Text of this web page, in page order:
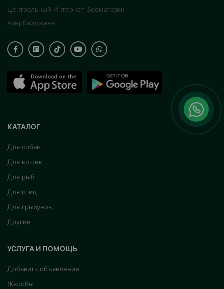
Центральный Интернет Зоомагазин
Азербайджана
КАТАЛОГ
Для собак
Для кошек
Для рыб
Для птиц
Для грызунов
Другие
УСЛУГА И ПОМОЩЬ
Добавить объявление
Жалобы